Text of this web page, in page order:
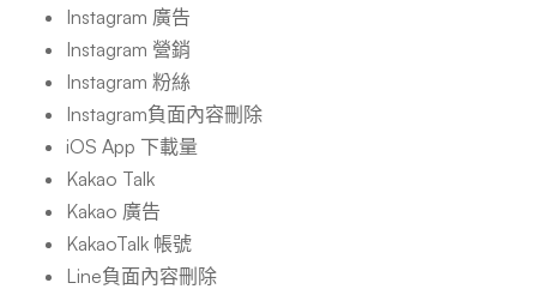
Instagram 廣告
Instagram 營銷
Instagram 粉絲
Instagram負面內容刪除
iOS App 下載量
Kakao Talk
Kakao 廣告
KakaoTalk 帳號
Line負面內容刪除